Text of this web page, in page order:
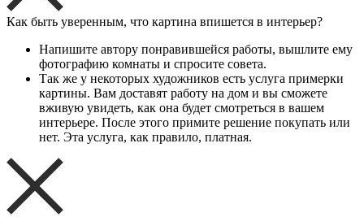
Как быть уверенным, что картина впишется в интерьер?
Напишите автору понравившейся работы, вышлите ему
фотографию комнаты и спросите совета.
Так же у некоторых художников есть услуга примерки
картины. Вам доставят работу на дом и вы сможете
вживую увидеть, как она будет смотреться в вашем
интерьере. После этого примите решение покупать или
нет. Эта услуга, как правило, платная.